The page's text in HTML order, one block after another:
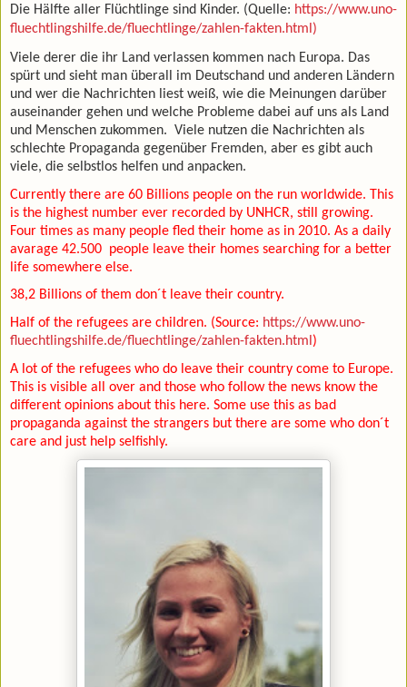
Die Hälfte aller Flüchtlinge sind Kinder. (Quelle: https://www.uno-
fluechtlingshilfe.de/fluechtlinge/zahlen-fakten.html)
Viele derer die ihr Land verlassen kommen nach Europa. Das
spürt und sieht man überall im Deutschand und anderen Ländern
und wer die Nachrichten liest weiß, wie die Meinungen darüber
auseinander gehen und welche Probleme dabei auf uns als Land
und Menschen zukommen. Viele nutzen die Nachrichten als
schlechte Propaganda gegenüber Fremden, aber es gibt auch
viele, die selbstlos helfen und anpacken.
Currently there are 60 Billions people on the run worldwide. This
is the highest number ever recorded by UNHCR, still growing.
Four times as many people fled their home as in 2010. As a daily
avarage 42.500 people leave their homes searching for a better
life somewhere else.
38,2 Billions of them don´t leave their country.
Half of the refugees are children. (Source: https://www.uno-
fluechtlingshilfe.de/fluechtlinge/zahlen-fakten.html )
A lot of the refugees who do leave their country come to Europe.
This is visible all over and those who follow the news know the
different opinions about this here. Some use this as bad
propaganda against the strangers but there are some who don´t
care and just help selfishly.